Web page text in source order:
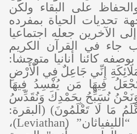
على البقاء ولكن
تحديات الحياة بمفرده
الآخرين جعله اجتماعيا
جاء في القرآن الكريم
كائنا أنانيا متوحشا:
إِنِّي جَاعِلٌ فِي الْأَرْضِ
فِيهَا مَن يُفْسِدُ فِيهَا
وَنَحْنُ نُسَبِّحُ بِحَمْدِكَ وَنُقَدِّسُ
مَا لَا تَعْلَمُونَ) (البقرة:
Leviathan)،